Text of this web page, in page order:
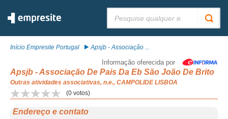
Início Empresite Portugal Apsjb - Associação ...
Informação oferecida por
Apsjb - Associação De Pais Da Eb São João De Brito
Outras atividades associativas, n.e., CAMPOLIDE LISBOA
(0 votos)
Endereço e contato